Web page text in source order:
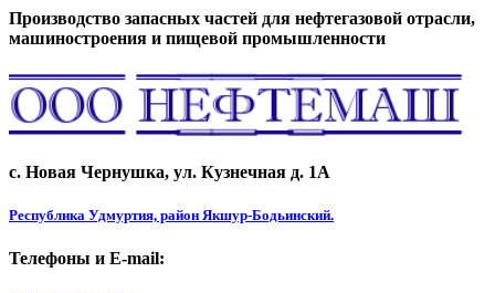
Производство запасных частей для нефтегазовой отрасли,
машиностроения и пищевой промышленности
с. Новая Чернушка, ул. Кузнечная д. 1А
Республика Удмуртия, район Якшур-Бодьинский.
Телефоны и Е-mail: